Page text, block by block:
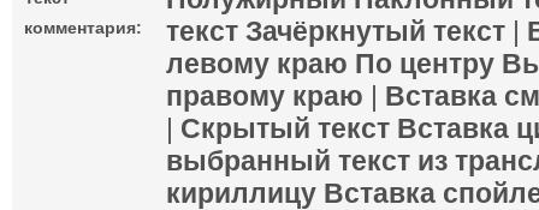
комментария:
текст Зачёркнутый текст |
левому краю По центру
правому краю | Вставка
| Скрытый текст Вставка
выбранный текст из
кириллицу Вставка